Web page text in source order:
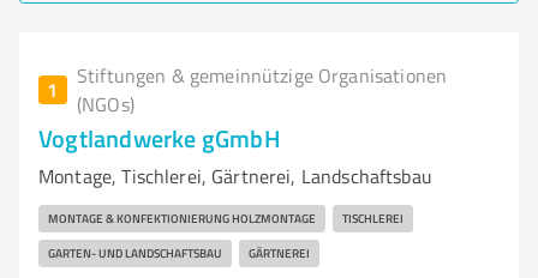
1
Stiftungen & gemeinnützige Organisationen
(NGOs)
Vogtlandwerke gGmbH
Montage, Tischlerei, Gärtnerei, Landschaftsbau
MONTAGE & KONFEKTIONIERUNG HOLZMONTAGE TISCHLEREI
GARTEN- UND LANDSCHAFTSBAU GÄRTNEREI